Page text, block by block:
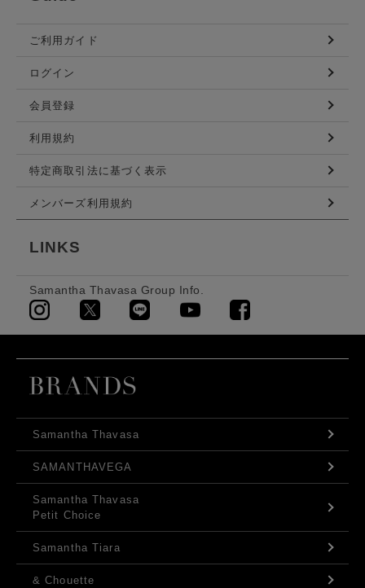
ご利用ガイド
ログイン
会員登録
利用規約
特定商取引法に基づく表示
メンバーズ利用規約
LINKS
Samantha Thavasa Group Info.
Samantha Thavasa
SAMANTHAVEGA
Samantha Thavasa
Petit Choice
Samantha Tiara
& Chouette